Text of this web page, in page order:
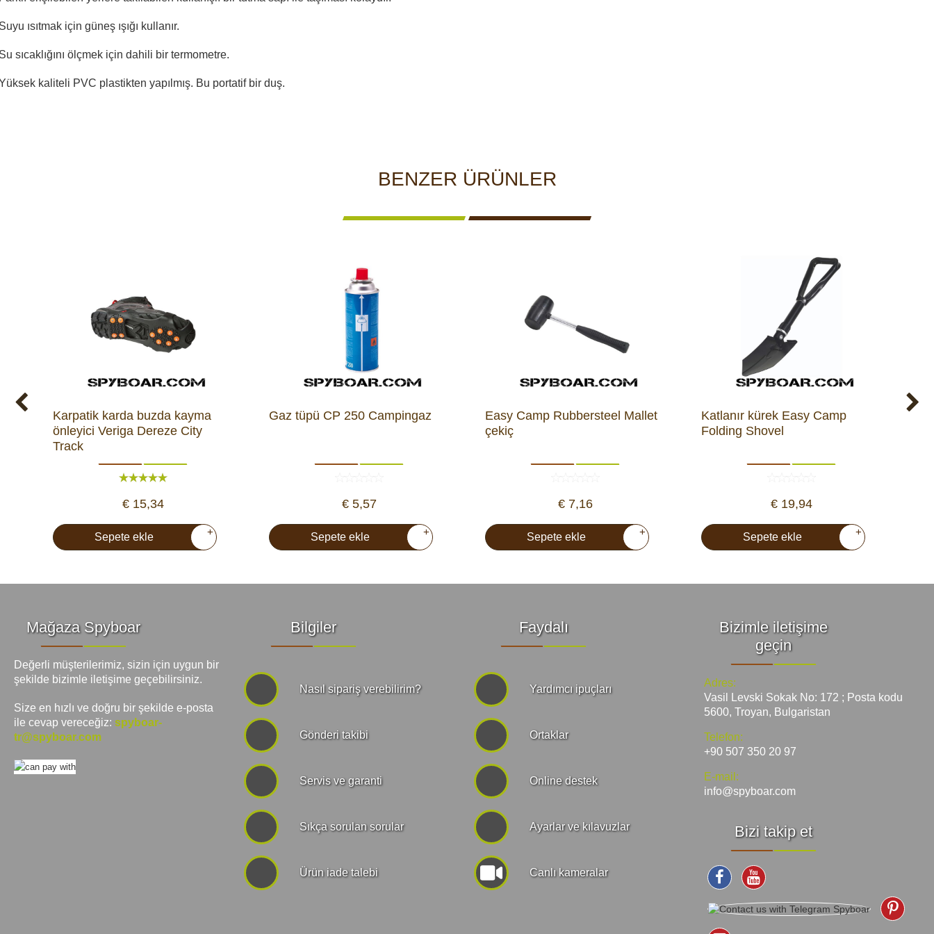
ısıtmak için güneş ışığı kullanır.
sıcaklığını ölçmek için dahili bir termometre.
kaliteli PVC plastikten yapılmış. Bu portatif bir duş.
BENZER ÜRÜNLER
Karpatik karda buzda kayma
önleyici Veriga Dereze City
Track
€ 15,34
Sepete ekle +
Gaz tüpü CP 250 Campingaz
€ 5,57
Sepete ekle +
Easy Camp Rubbersteel Mallet
çekiç
€ 7,16
Sepete ekle +
Katlanır kürek Easy Camp
Folding Shovel
€ 19,94
Sepete ekle +
Mağaza Spyboar
Değerli müşterilerimiz, sizin için uygun bir
şekilde bizimle iletişime geçebilirsiniz.
Size en hızlı ve doğru bir şekilde e-posta
ile cevap vereceğiz: spyboar-
tr@spyboar.com
Bilgiler
Nasıl sipariş verebilirim?
Gönderi takibi
Servis ve garanti
Sıkça sorulan sorular
Ürün iade talebi
Faydalı
Yardımcı ipuçları
Ortaklar
Online destek
Ayarlar ve kılavuzlar
Canlı kameralar
Bizimle iletişime
geçin
Adres:
Vasil Levski Sokak No: 172 ; Posta kodu
5600, Troyan, Bulgaristan
Telefon:
+90 507 350 20 97
E-mail:
info@spyboar.com
Bizi takip et